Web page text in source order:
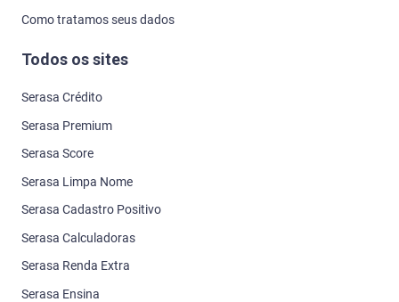
Como tratamos seus dados
Todos os sites
Serasa Crédito
Serasa Premium
Serasa Score
Serasa Limpa Nome
Serasa Cadastro Positivo
Serasa Calculadoras
Serasa Renda Extra
Serasa Ensina